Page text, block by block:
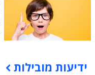
תוכן פרסומי
ידיעות מובילות